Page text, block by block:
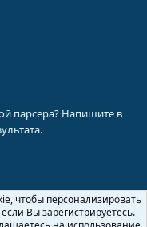
парсера? Напишите в
чтобы персонализировать
Вы зарегистрируетесь.